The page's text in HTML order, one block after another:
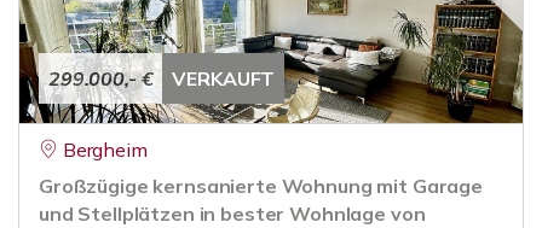
299.000,- € VERKAUFT
Bergheim
Großzügige kernsanierte Wohnung mit Garage
und Stellplätzen in bester Wohnlage von